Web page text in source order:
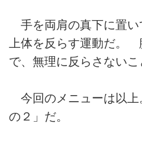
手を両肩の真下に置い
上体を反らす運動だ。
で、無理に反らさないこ
今回のメニューは以上
の２」だ。